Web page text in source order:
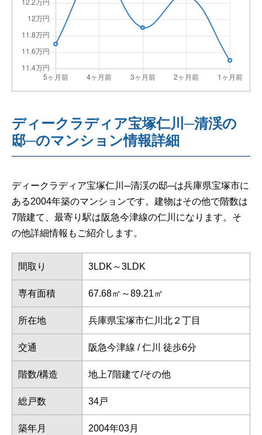
ディークラディア宝塚仁川─清渓の
邸─のマンション情報詳細
ディークラディア宝塚仁川─清渓の邸─は兵庫県宝塚市に
ある2004年築のマンションです。建物はその他で階数は
7階建て、最寄り駅は阪急今津線の仁川になります。そ
の他詳細情報もご紹介します。
間取り 3LDK～3LDK
専有面積 67.68㎡～89.21㎡
所在地 兵庫県宝塚市仁川北２丁目
交通 阪急今津線 / 仁川 徒歩6分
階数/構造 地上7階建て/その他
総戸数 34戸
築年月 2004年03月